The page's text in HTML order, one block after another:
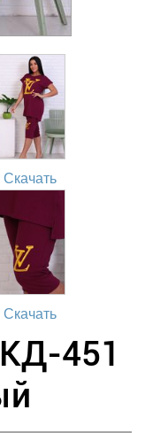
Скачать
Скачать
451